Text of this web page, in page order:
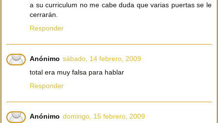
a su curriculum no me cabe duda que varias puertas se le
cerrarán.
Responder
Anónimo sábado, 14 febrero, 2009
total era muy falsa para hablar
Responder
Anónimo domingo, 15 febrero, 2009